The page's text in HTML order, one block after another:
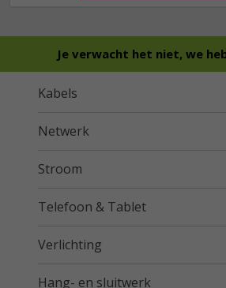
Je verwacht het niet, we
Kabels
Netwerk
Stroom
Telefoon & Tablet
Verlichting
Hang- en sluitwerk